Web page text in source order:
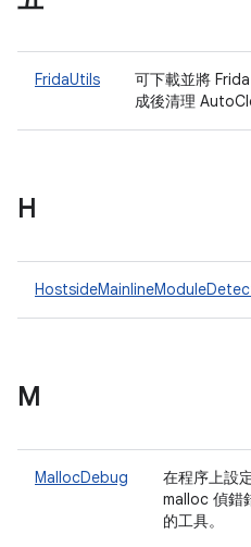
FridaUtils
可下載並將
成後清理
H
M
MallocDebug
在程序上設
malloc 偵錯
的工具。